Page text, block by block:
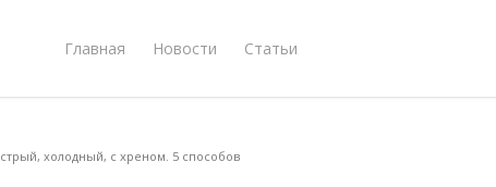
Главная Новости Статьи
холодный, с хреном. 5 способов